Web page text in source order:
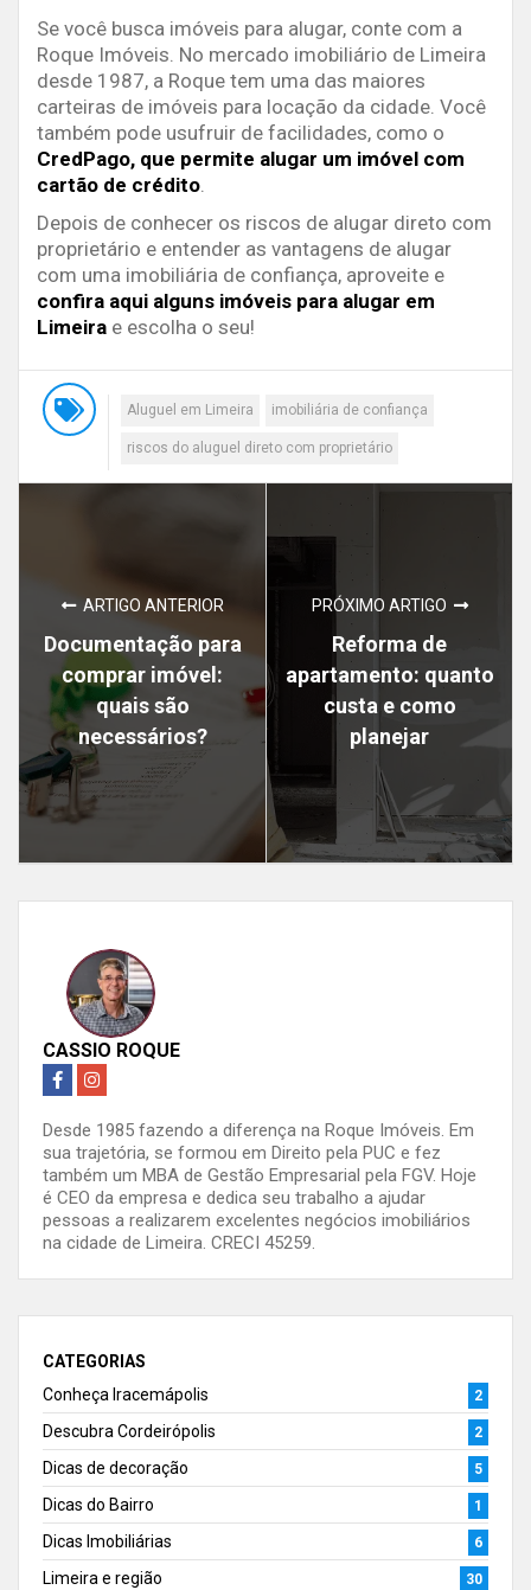
Se você busca imóveis para alugar, conte com a
Roque Imóveis. No mercado imobiliário de Limeira
desde 1987, a Roque tem uma das maiores
carteiras de imóveis para locação da cidade. Você
também pode usufruir de facilidades, como o
CredPago, que permite alugar um imóvel com
cartão de crédito
Depois de conhecer os riscos de alugar direto com
proprietário e entender as vantagens de alugar
com uma imobiliária de confiança, aproveite e
confira aqui alguns imóveis para alugar em
Limeira e escolha o seu!
Aluguel em Limeira imobiliária de confiança
riscos do aluguel direto com proprietário
ARTIGO ANTERIOR
Documentação para
comprar imóvel:
quais são
necessários?
PRÓXIMO ARTIGO
Reforma de
apartamento: quanto
custa e como
planejar
CASSIO ROQUE
Desde 1985 fazendo a diferença na Roque Imóveis. Em
sua trajetória, se formou em Direito pela PUC e fez
também um MBA de Gestão Empresarial pela FGV. Hoje
é CEO da empresa e dedica seu trabalho a ajudar
pessoas a realizarem excelentes negócios imobiliários
na cidade de Limeira. CRECI 45259.
CATEGORIAS
Conheça Iracemápolis
2
Descubra Cordeirópolis 2
Dicas de decoração 5
Dicas do Bairro 1
Dicas Imobiliárias 6
Limeira e região 30